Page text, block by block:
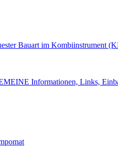
Bauart im Kombiinstrument
Informationen, Links,